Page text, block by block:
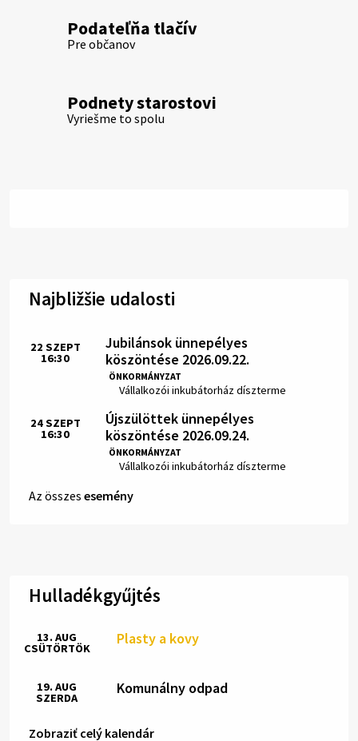
Podateľňa tlačív
Pre občanov
Podnety starostovi
Vyriešme to spolu
Najbližšie udalosti
Jubilánsok ünnepélyes
köszöntése 2026.09.22.
ÖNKORMÁNYZAT
Hely:
Vállalkozói inkubátorház díszterme
Idő:
22 SZEPT
16:30
Újszülöttek ünnepélyes
köszöntése 2026.09.24.
ÖNKORMÁNYZAT
Hely:
Vállalkozói inkubátorház díszterme
Idő:
24SZEPT
16:30
Az összes esemény
Hulladékgyűjtés
Plasty a kovy
13. AUG
CSÜTÖRTÖK
Komunálny odpad
19. AUG
SZERDA
Zobraziť celý kalendár